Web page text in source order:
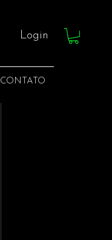
Login
CONTATO